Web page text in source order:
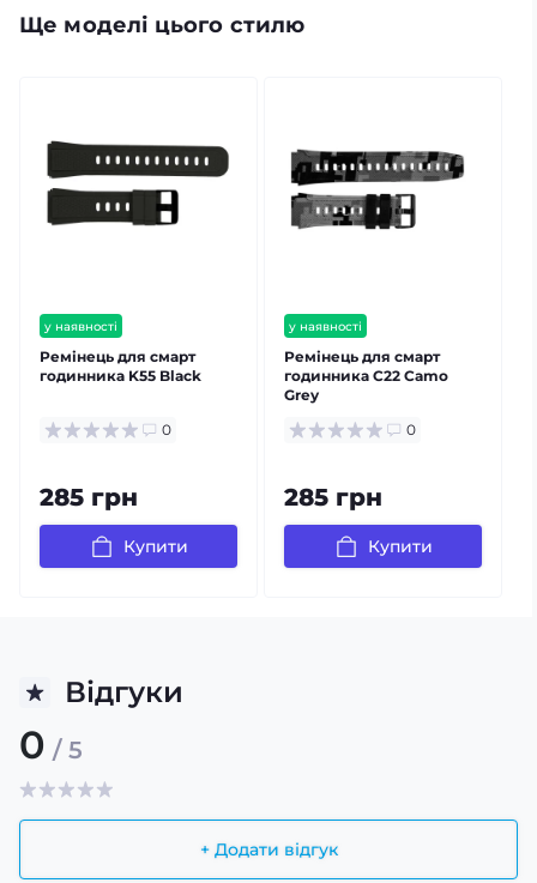
Ще моделі цього стилю
у наявності
Ремінець для смарт
годинника K55 Black
0
285 грн
Купити
у наявності
Ремінець для смарт
годинника C22 Camo
Grey
0
285 грн
Купити
Відгуки
0 / 5
+ Додати відгук